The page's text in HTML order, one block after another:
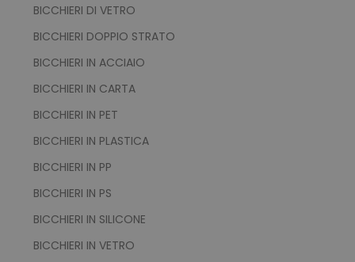
BICCHIERI DI VETRO
BICCHIERI DOPPIO STRATO
BICCHIERI IN ACCIAIO
BICCHIERI IN CARTA
BICCHIERI IN PET
BICCHIERI IN PLASTICA
BICCHIERI IN PP
BICCHIERI IN PS
BICCHIERI IN SILICONE
BICCHIERI IN VETRO